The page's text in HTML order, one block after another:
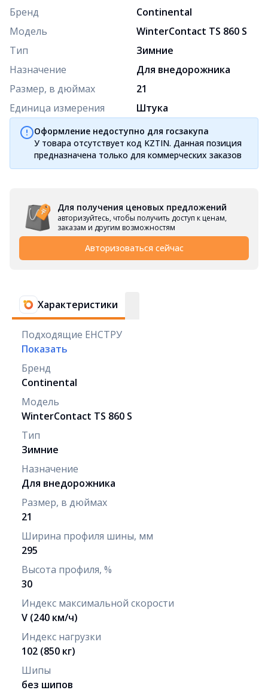
Бренд
Continental
Модель
WinterContact TS 860 S
Тип
Зимние
Назначение
Для внедорожника
Размер, в дюймах
21
Единица измерения
Штука
Оформление недоступно для госзакупа
У товара отсутствует код KZTIN. Данная позиция
предназначена только для коммерческих заказов
Для получения ценовых предложений
авторизуйтесь, чтобы получить доступ к ценам,
заказам и другим возможностям
Авторизоваться сейчас
Характеристики
Подходящие ЕНСТРУ
Показать
Бренд
Continental
Модель
WinterContact TS 860 S
Тип
Зимние
Назначение
Для внедорожника
Размер, в дюймах
21
Ширина профиля шины, мм
295
Высота профиля, %
30
Индекс максимальной скорости
V (240 км/ч)
Индекс нагрузки
102 (850 кг)
Шипы
без шипов